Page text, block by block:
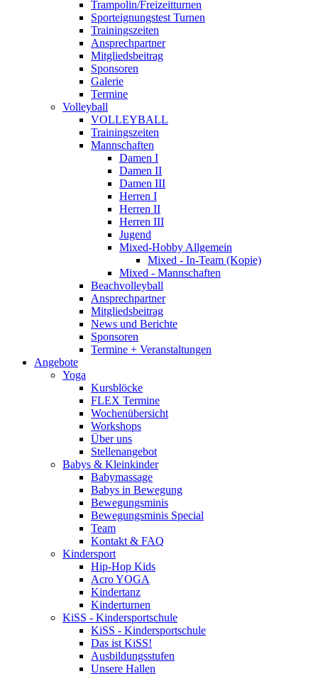
Trampolin/Freizeitturnen
Sporteignungstest Turnen
Trainingszeiten
Ansprechpartner
Mitgliedsbeitrag
Sponsoren
Galerie
Termine
Volleyball
VOLLEYBALL
Trainingszeiten
Mannschaften
Damen I
Damen II
Damen III
Herren I
Herren II
Herren III
Jugend
Mixed-Hobby Allgemein
Mixed - In-Team (Kopie)
Mixed - Mannschaften
Beachvolleyball
Ansprechpartner
Mitgliedsbeitrag
News und Berichte
Sponsoren
Termine + Veranstaltungen
Angebote
Yoga
Kursblöcke
FLEX Termine
Wochenübersicht
Workshops
Über uns
Stellenangebot
Babys & Kleinkinder
Babymassage
Babys in Bewegung
Bewegungsminis
Bewegungsminis Special
Team
Kontakt & FAQ
Kindersport
Hip-Hop Kids
Acro YOGA
Kindertanz
Kinderturnen
KiSS - Kindersportschule
KiSS - Kindersportschule
Das ist KiSS!
Ausbildungsstufen
Unsere Hallen